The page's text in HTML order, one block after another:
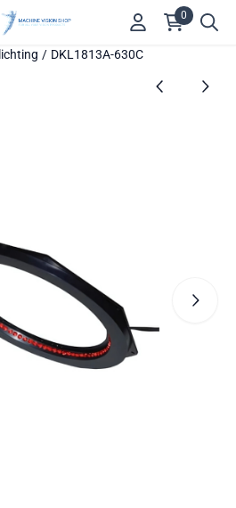
Kies instellingen of sta alle
0
/ DKL1813A-630C